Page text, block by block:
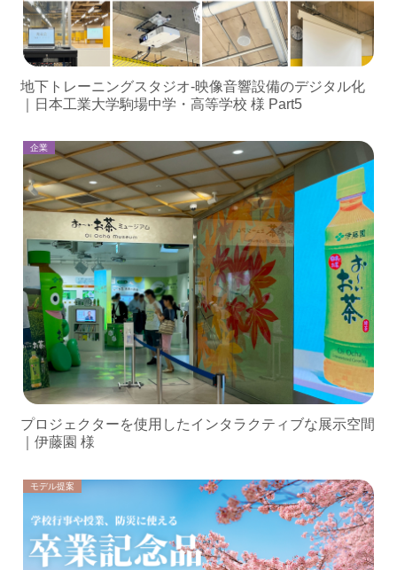
地下トレーニングスタジオ-映像音響設備のデジタル化
｜日本工業大学駒場中学・高等学校 様 Part5
企業
プロジェクターを使用したインタラクティブな展示空間
｜伊藤園 様
モデル提案